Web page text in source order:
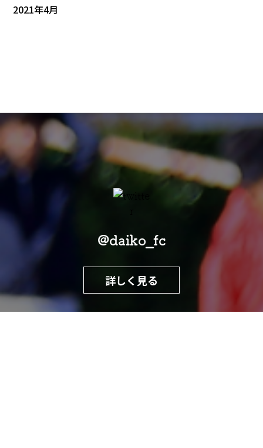
2021年4月
@daiko_fc
詳しく見る